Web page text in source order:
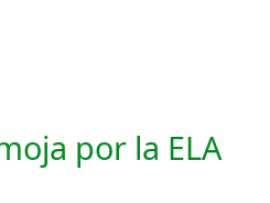
por la ELA